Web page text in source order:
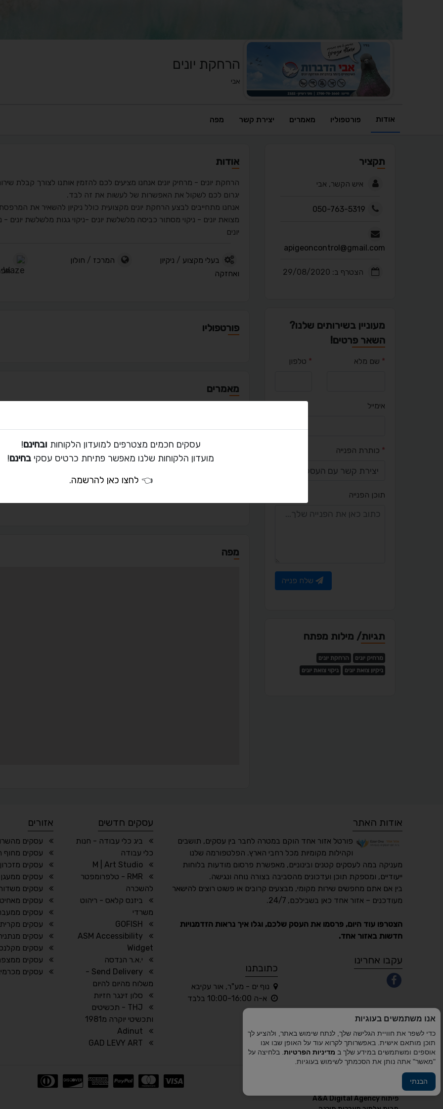
הרחקת יונים
אבי
אודות פורטפוליו מאמרים יצירת קשר מפה
תקציר
איש הקשר, אבי
050-763-5319
apigeoncontrol@gmail.com
הצטרף ב: 29/08/2020
מעוניין בשירותים שלנו?
השאר פרטים!
* שם מלא * טלפון
אימייל
* כותרת הפנייה
תוכן הפנייה
שלח פנייה
תגיות/ מילות מפתח
מרחיק יונים
הרחקת יונים
ניקיון צואת יונים
ניקוי צואת יונים
אודות
הרחקת יונים - מרחיק יונים אנחנו מציעים לכם להזמין אותנו לצורך קבלת
יגרום לכם לשקול את האפשרות של לעשות את זה לבד.
אנחנו מתחייבים לבצע הרחקת יונים מקצועית כולל ניקיון להשאיר את
מצואת יונים - ניקוי מסתור כביסה מלשלשת יונים -ניקוי גגות מלשלשת יונים
יונים
בעלי מקצוע / ניקיון
ואחזקה
המרכז / חולון
פורטפוליו
מאמרים
יצירת קשר עם אבי
050-763-5319
מפה
אודות האתר
פורטל אזור אחד הוקם במטרה לחבר בין עסקים, תושבים
וקהילות מקומיות מכל רחבי הארץ. הפלטפורמה שלנו
מעניקה במה לעסקים קטנים ובינוניים, מאפשרת פרסום מודעות בלוחות
ייעודיים, ומספקת תוכן ועדכונים מהסביבה בצורה נוחה ונגישה.
בין אם אתם מחפשים שירות מקומי, מבצעים קרובים או פשוט רוצים להישאר
מעודכנים – אזור אחד כאן בשבילכם, 24/7.
הצטרפו עוד היום, פרסמו את העסק שלכם, וגלו איך נראות הזדמנויות
חדשות באזור אחד.
עקבו אחרינו
כתובתנו
נוף ים - מע"ר, אור עקיבא
א-ה 10:00-16:00 בלבד
עסקים חדשים
ביג כלי עבודה - חנות
כלי עבודה
M | Art Studio
RMR - טלפרומפטר
להשכרה
ביזנס קלאס - ריהוט
משרדי
ASM Accessibility
Widget
י.א.ר הנדסה
Send Delivery -
משלוח מהיום להיום
סלון זינגר חזיות
THJ - תכשיטים
ותכשיטי יוקרה מ1981
אזורים
עסקים
עסקים מחוף
עסקים
עסקים
עסקים
עסקים
עסקים
עסקים מקרית
עסקים
עסקים
עסקים
עסקים
פיתוח A&A Digital Agency
אנו משתמשים בעוגיות
כדי לשפר את חוויית הגלישה שלך, לנתח שימוש באתר, ולהציע לך
תוכן מותאם אישית. באפשרותך לקרוא עוד על האופן שבו אנו
אוספים ומשתמשים במידע שלך ב מדיניות הפרטיות . בלחיצה על
"מאשר" אתה נותן את הסכמתך לשימוש בעוגיות.
הבנתי
עסקים חכמים מצטרפים למועדון הלקוחות ובחינם!
מועדון הלקוחות שלנו מאפשר פתיחת כרטיס עסקי בחינם!
👈 לחצו כאן להרשמה.